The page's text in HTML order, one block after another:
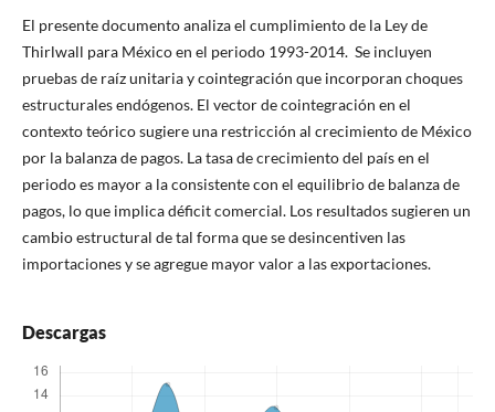
El presente documento analiza el cumplimiento de la Ley de
Thirlwall para México en el periodo 1993-2014. Se incluyen
pruebas de raíz unitaria y cointegración que incorporan choques
estructurales endógenos. El vector de cointegración en el
contexto teórico sugiere una restricción al crecimiento de México
por la balanza de pagos. La tasa de crecimiento del país en el
periodo es mayor a la consistente con el equilibrio de balanza de
pagos, lo que implica déficit comercial. Los resultados sugieren un
cambio estructural de tal forma que se desincentiven las
importaciones y se agregue mayor valor a las exportaciones.
Descargas